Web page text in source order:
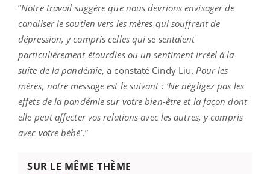
“Notre travail suggère que nous devrions envisager de
canaliser le soutien vers les mères qui souffrent de
dépression, y compris celles qui se sentaient
particulièrement étourdies ou un sentiment irréel à la
suite de la pandémie, a constaté Cindy Liu.Pour les
mères, notre message est le suivant : ‘Ne négligez pas les
effets de la pandémie sur votre bien-être et la façon dont
elle peut affecter vos relations avec les autres, y compris
avec votre bébé’.”
SUR LE MÊME THÈME